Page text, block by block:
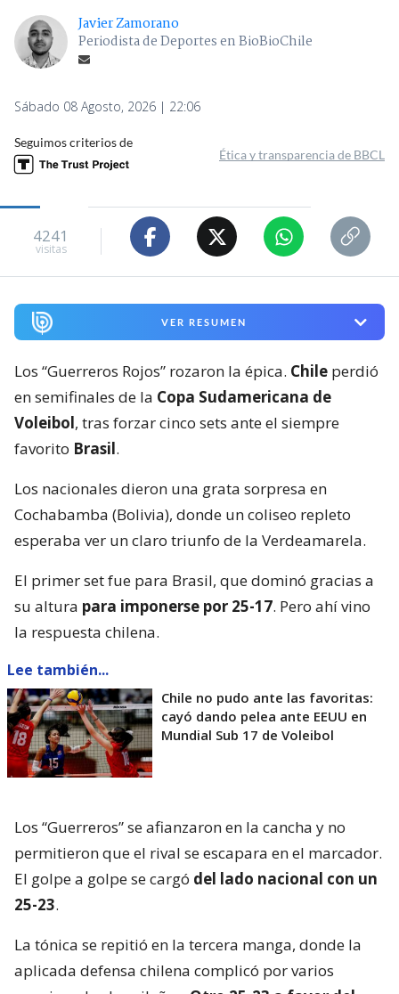
Javier Zamorano
Periodista de Deportes en BioBioChile
Sábado 08 Agosto, 2026 | 22:06
Seguimos criterios de
Ética y transparencia de BBCL
4241
visitas
VER RESUMEN
Los “Guerreros Rojos” rozaron la épica. Chile perdió
en semifinales de la Copa Sudamericana de
Voleibol, tras forzar cinco sets ante el siempre
favorito Brasil.
Los nacionales dieron una grata sorpresa en
Cochabamba (Bolivia), donde un coliseo repleto
esperaba ver un claro triunfo de la Verdeamarela.
El primer set fue para Brasil, que dominó gracias a
su altura para imponerse por 25-17. Pero ahí vino
la respuesta chilena.
Lee también...
Chile no pudo ante las favoritas:
cayó dando pelea ante EEUU en
Mundial Sub 17 de Voleibol
Los “Guerreros” se afianzaron en la cancha y no
permitieron que el rival se escapara en el marcador.
El golpe a golpe se cargó del lado nacional con un
25-23.
La tónica se repitió en la tercera manga, donde la
aplicada defensa chilena complicó por varios